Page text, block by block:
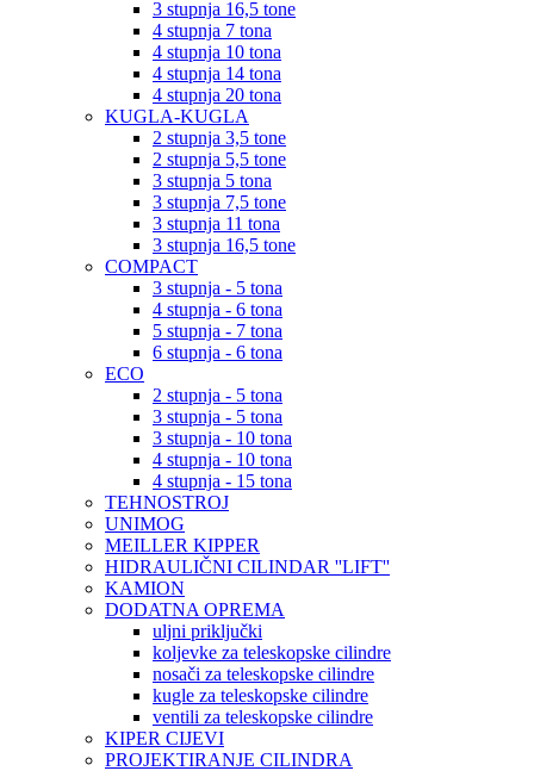
3 stupnja 16,5 tone
4 stupnja 7 tona
4 stupnja 10 tona
4 stupnja 14 tona
4 stupnja 20 tona
KUGLA-KUGLA
2 stupnja 3,5 tone
2 stupnja 5,5 tone
3 stupnja 5 tona
3 stupnja 7,5 tone
3 stupnja 11 tona
3 stupnja 16,5 tone
COMPACT
3 stupnja - 5 tona
4 stupnja - 6 tona
5 stupnja - 7 tona
6 stupnja - 6 tona
ECO
2 stupnja - 5 tona
3 stupnja - 5 tona
3 stupnja - 10 tona
4 stupnja - 10 tona
4 stupnja - 15 tona
TEHNOSTROJ
UNIMOG
MEILLER KIPPER
HIDRAULIČNI CILINDAR ''LIFT''
KAMION
DODATNA OPREMA
uljni priključki
koljevke za teleskopske cilindre
nosači za teleskopske cilindre
kugle za teleskopske cilindre
ventili za teleskopske cilindre
KIPER CIJEVI
PROJEKTIRANJE CILINDRA